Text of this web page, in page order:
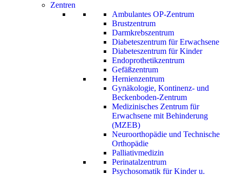
Zentren
Ambulantes OP-Zentrum
Brustzentrum
Darmkrebszentrum
Diabeteszentrum für Erwachsene
Diabeteszentrum für Kinder
Endoprothetikzentrum
Gefäßzentrum
Hernienzentrum
Gynäkologie, Kontinenz- und
Beckenboden-Zentrum
Medizinisches Zentrum für
Erwachsene mit Behinderung
(MZEB)
Neuroorthopädie und Technische
Orthopädie
Palliativmedizin
Perinatalzentrum
Psychosomatik für Kinder u.